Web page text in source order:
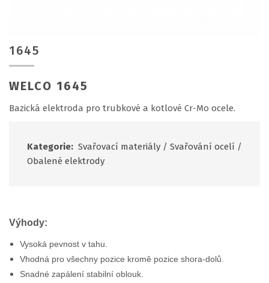
1645
WELCO 1645
Bazická elektroda pro trubkové a kotlové Cr-Mo ocele.
Kategorie: Svařovací materiály / Svařování ocelí /
Obalené elektrody
Výhody:
Vysoká pevnost v tahu.
Vhodná pro všechny pozice kromě pozice shora-dolů.
Snadné zapálení stabilní oblouk.